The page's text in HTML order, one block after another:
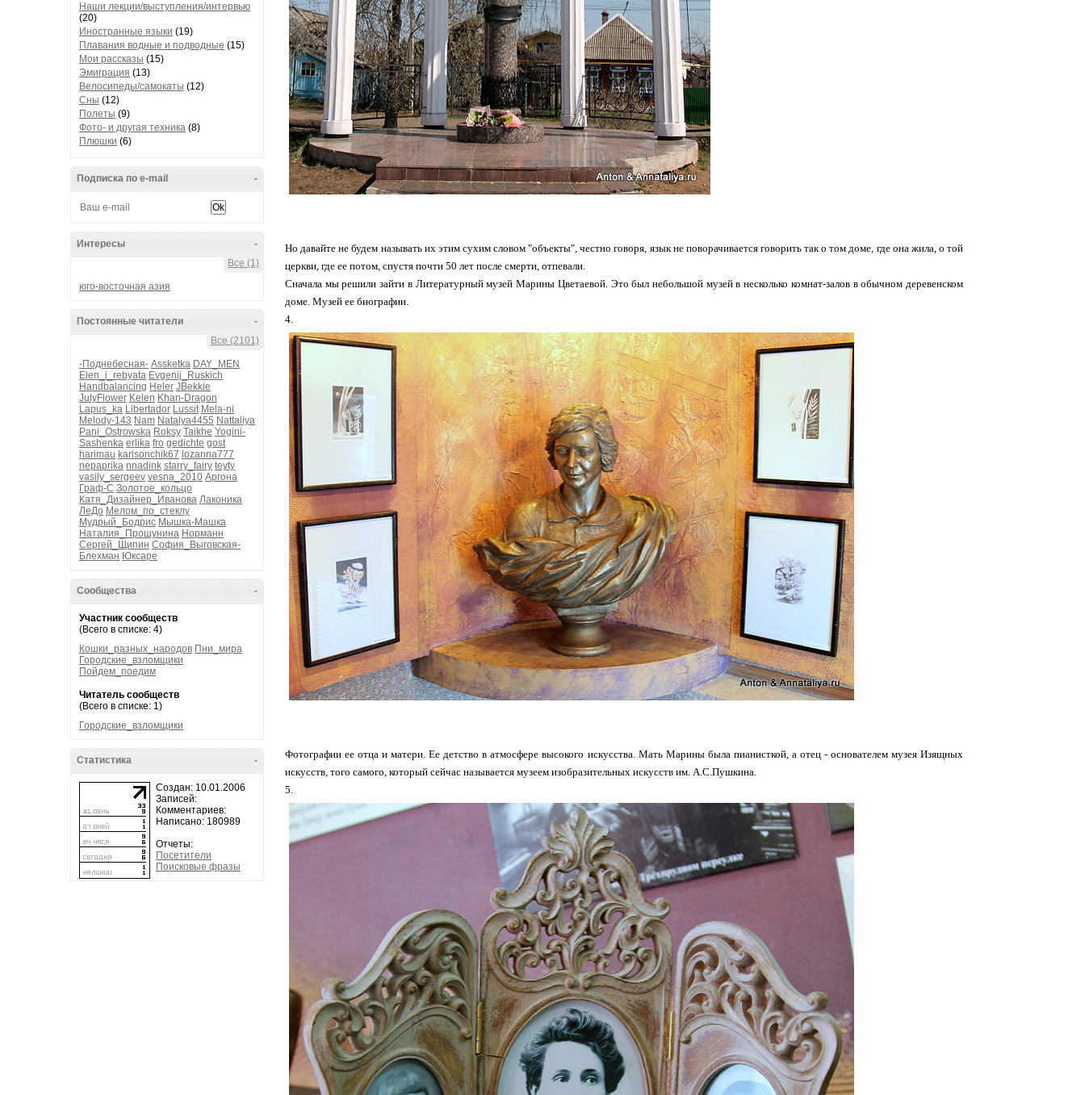
Наши лекции/выступления/интервью
(20)
Иностранные языки (19)
Плавания водные и подводные (15)
Мои рассказы (15)
Эмиграция (13)
Велосипеды/самокаты (12)
Сны (12)
Полеты (9)
Фото- и другая техника (8)
Плюшки (6)
-
Подписка по e-mail
-
Интересы
Все (1)
юго-восточная азия
-
Постоянные читатели
Все (2101)
-Поднебесная- Assketka DAY_MEN
Elen_i_rebyata Evgenij_Ruskich
Handbalancing Heler JBekkie
JulyFlower Kelen Khan-Dragon
Lapus_ka Libertador Lussit Mela-ni
Melody-143 Nam Natalya4455 Nattaliya
Pani_Ostrowska Roksy Taikhe Yogini-
Sashenka erlika fro gedichte gost
harimau karlsonchik67 lozanna777
nepaprika nnadink starry_fairy teyty
vasily_sergeev vesna_2010 Аргона
Граф-С Золотое_кольцо
Катя_Дизайнер_Иванова Лаконика
ЛеДо Мелом_по_стеклу
Мудрый_Бодрис Мышка-Машка
Наталия_Прошунина Норманн
Сергей_Щипин София_Выговская-
Блехман Юксаре
-
Сообщества
Участник сообществ
(Всего в списке: 4)
Кошки_разных_народов Пни_мира
Городские_взломщики
Пойдем_поедим
Читатель сообществ
(Всего в списке: 1)
Городские_взломщики
-
Статистика
Создан: 10.01.2006
Записей:
Комментариев:
Написано: 180989
Отчеты:
Посетители
Поисковые фразы
Но давайте не будем называть их этим сухим словом "объекты", честно говоря, язык не поворачивается говорить так о том доме, где она жила, о той
церкви, где ее потом, спустя почти 50 лет после смерти, отпевали.
Сначала мы решили зайти в Литературный музей Марины Цветаевой. Это был небольшой музей в несколько комнат-залов в обычном деревенском
доме. Музей ее биографии.
4.
Фотографии ее отца и матери. Ее детство в атмосфере высокого искусства. Мать Марины была пианисткой, а отец - основателем музея Изящных
искусств, того самого, который сейчас называется музеем изобразительных искусств им. А.С.Пушкина.
5.